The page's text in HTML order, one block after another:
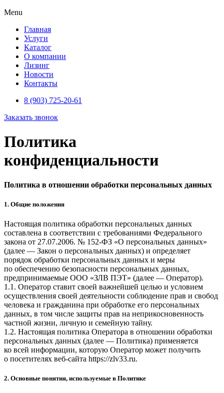
Menu
Главная
Услуги
Каталог
О компании
Лизинг
Новости
Контакты
8 (903) 725-20-61
Заказать звонок
Политика
конфиденциальности
Политика в отношении обработки персональных данных
1. Общие положения
Настоящая политика обработки персональных данных
составлена в соответствии с требованиями Федерального
закона от 27.07.2006. № 152-ФЗ «О персональных данных»
(далее — Закон о персональных данных) и определяет
порядок обработки персональных данных и меры
по обеспечению безопасности персональных данных,
предпринимаемые ООО «ЗЛВ ПЭТ» (далее — Оператор).
1.1. Оператор ставит своей важнейшей целью и условием
осуществления своей деятельности соблюдение прав и свобод
человека и гражданина при обработке его персональных
данных, в том числе защиты прав на неприкосновенность
частной жизни, личную и семейную тайну.
1.2. Настоящая политика Оператора в отношении обработки
персональных данных (далее — Политика) применяется
ко всей информации, которую Оператор может получить
о посетителях веб-сайта https://zlv33.ru.
2. Основные понятия, используемые в Политике